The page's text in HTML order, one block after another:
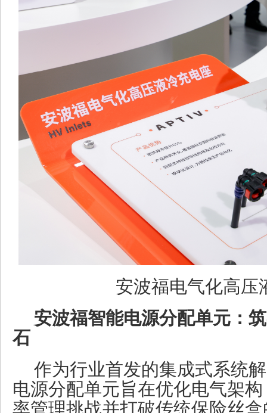
安波福电气化高压
安波福智能电源分配单元：
石
作为行业首发的集成式系统
电源分配单元旨在优化电气架